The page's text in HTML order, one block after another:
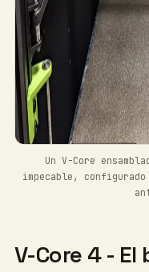
Un V-Core
impecable,
V-Core 4 -